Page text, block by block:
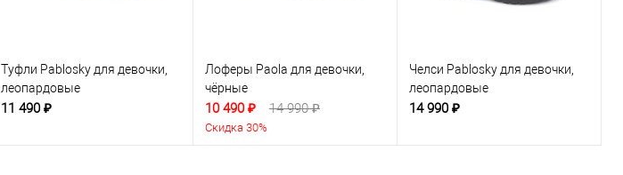
Туфли Pablosky для девочки,
леопардовые
11 490 ₽
Лоферы Paola для девочки,
чёрные
10 490 ₽ 14 990 ₽
Скидка 30%
Челси Pablosky для девочки,
леопардовые
14 990 ₽